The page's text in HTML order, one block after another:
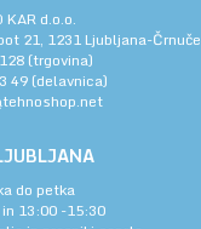
KAR d.o.o.
21, 1231 Ljubljana-Črnuče
(trgovina)
49 (delavnica)
do petka
13:00 -15:30